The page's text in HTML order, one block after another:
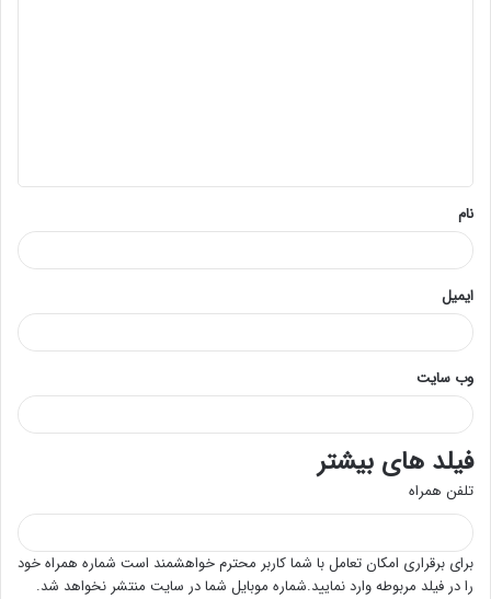
*
نام
ایمیل
وب‌ سایت
فیلد های بیشتر
تلفن همراه
برای برقراری امکان تعامل با شما کاربر محترم خواهشمند است شماره همراه خود
را در فیلد مربوطه وارد نمایید.شماره موبایل شما در سایت منتشر نخواهد شد.